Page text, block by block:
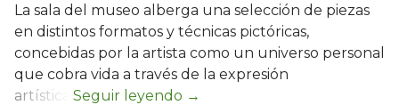
La sala del museo alberga una selección de piezas
en distintos formatos y técnicas pictóricas,
concebidas por la artista como un universo personal
que cobra vida a través de la expresión
artística.